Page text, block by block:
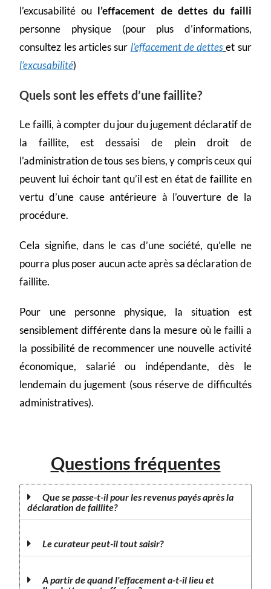
l’excusabilité ou l’effacement de dettes du failli
personne physique (pour plus d’informations,
consultez les articles sur l’effacement de dettes et sur
l’excusabilité)
Quels sont les effets d’une faillite?
Le failli, à compter du jour du jugement déclaratif de
la faillite, est dessaisi de plein droit de
l’administration de tous ses biens, y compris ceux qui
peuvent lui échoir tant qu’il est en état de faillite en
vertu d’une cause antérieure à l’ouverture de la
procédure.
Cela signifie, dans le cas d’une société, qu’elle ne
pourra plus poser aucun acte après sa déclaration de
faillite.
Pour une personne physique, la situation est
sensiblement différente dans la mesure où le failli a
la possibilité de recommencer une nouvelle activité
économique, salarié ou indépendante, dès le
lendemain du jugement (sous réserve de difficultés
administratives).
Questions fréquentes
Que se passe-t-il pour les revenus payés après la
déclaration de faillite?
Le curateur peut-il tout saisir?
A partir de quand l'effacement a-t-il lieu et